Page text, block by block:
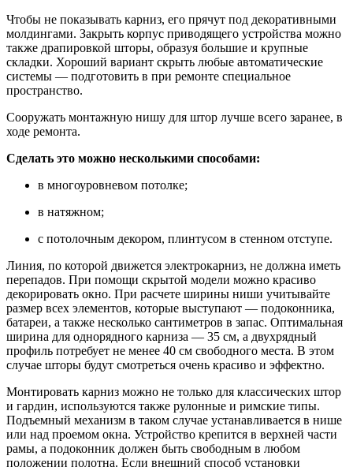
Чтобы не показывать карниз, его прячут под декоративными
молдингами. Закрыть корпус приводящего устройства можно
также драпировкой шторы, образуя большие и крупные
складки. Хороший вариант скрыть любые автоматические
системы — подготовить в при ремонте специальное
пространство.
Сооружать монтажную нишу для штор лучше всего заранее, в
ходе ремонта.
Сделать это можно несколькими способами:
в многоуровневом потолке;
в натяжном;
с потолочным декором, плинтусом в стенном отступе.
Линия, по которой движется электрокарниз, не должна иметь
перепадов. При помощи скрытой модели можно красиво
декорировать окно. При расчете ширины ниши учитывайте
размер всех элементов, которые выступают — подоконника,
батареи, а также несколько сантиметров в запас. Оптимальная
ширина для однорядного карниза — 35 см, а двухрядный
профиль потребует не менее 40 см свободного места. В этом
случае шторы будут смотреться очень красиво и эффектно.
Монтировать карниз можно не только для классических штор
и гардин, используются также рулонные и римские типы.
Подъемный механизм в таком случае устанавливается в нише
или над проемом окна. Устройство крепится в верхней части
рамы, а подоконник должен быть свободным в любом
положении полотна. Если внешний способ установки